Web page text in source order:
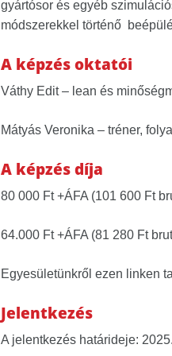
gyártósor és egyéb
módszerekkel történő
A képzés oktatói
Váthy Edit – lean és
Mátyás Veronika – tréner,
A képzés díja
80 000 Ft +ÁFA (101 600 Ft
64.000 Ft +ÁFA (81 280 Ft
Egyesületünkről ezen linken
Jelentkezés
A jelentkezés határideje: